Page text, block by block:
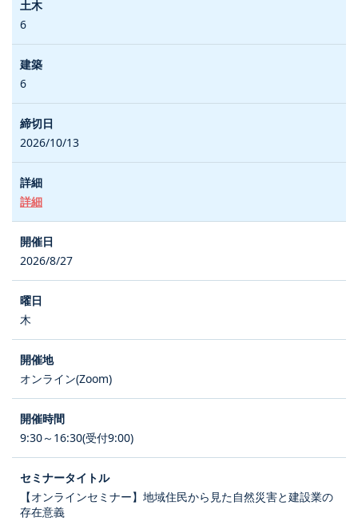
6
6
2026/10/13
詳細
2026/8/27
木
オンライン(Zoom)
9:30～16:30(受付9:00)
【オンラインセミナー】地域住民から見た自然災害と建設業の
存在意義